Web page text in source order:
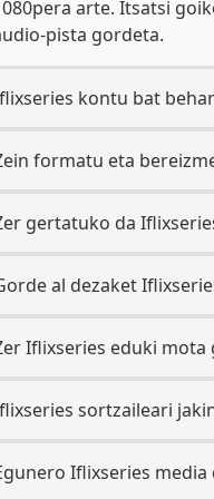
arte. Itsatsi
pista gordeta.
kontu bat
formatu eta
gertatuko da
al dezaket
Iflixseries eduki
sortzaileari
Iflixseries